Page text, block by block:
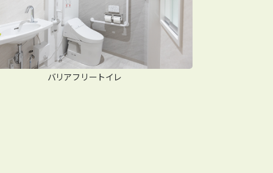
バリアフリートイレ